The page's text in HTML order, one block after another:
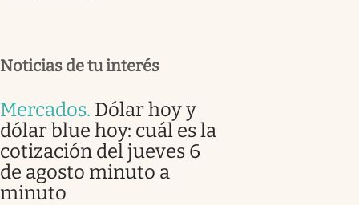
Noticias de tu interés
Mercados. Dólar hoy y
dólar blue hoy: cuál es la
cotización del jueves 6
de agosto minuto a
minuto